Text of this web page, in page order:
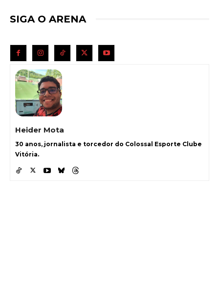
SIGA O ARENA
Heider Mota
30 anos, jornalista e torcedor do Colossal Esporte Clube
Vitória.